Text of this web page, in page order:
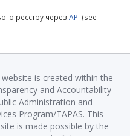
реєстру через API (see
website is created within the
and Accountability
Administration and
Program/TAPAS. This
is made possible by the